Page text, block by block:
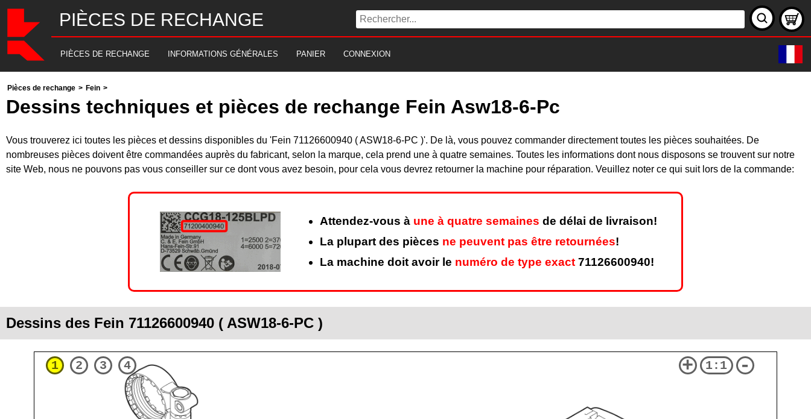
PIÈCES DE RECHANGE
PIÈCES DE RECHANGE INFORMATIONS GÉNÉRALES PANIER CONNEXION
Pièces de rechange > Fein >
Dessins techniques et pièces de rechange Fein Asw18-6-Pc
Vous trouverez ici toutes les pièces et dessins disponibles du 'Fein 71126600940 ( ASW18-6-PC )'. De là, vous pouvez commander directement toutes les pièces souhaitées. De
nombreuses pièces doivent être commandées auprès du fabricant, selon la marque, cela prend une à quatre semaines. Toutes les informations dont nous disposons se trouvent sur notre
site Web, nous ne pouvons pas vous conseiller sur ce dont vous avez besoin, pour cela vous devrez retourner la machine pour réparation. Veuillez noter ce qui suit lors de la commande:
Attendez-vous à une à quatre semaines de délai de livraison!
La plupart des pièces ne peuvent pas être retournées!
La machine doit avoir le numéro de type exact 71126600940!
Dessins des Fein 71126600940 ( ASW18-6-PC )
1 2 3 4 + 1:1 -